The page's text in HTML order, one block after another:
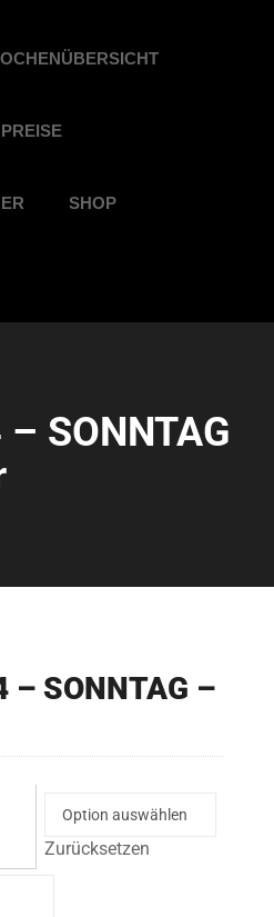
PREISE
SHOP
SONNTAG
– SONNTAG –
Zurücksetzen